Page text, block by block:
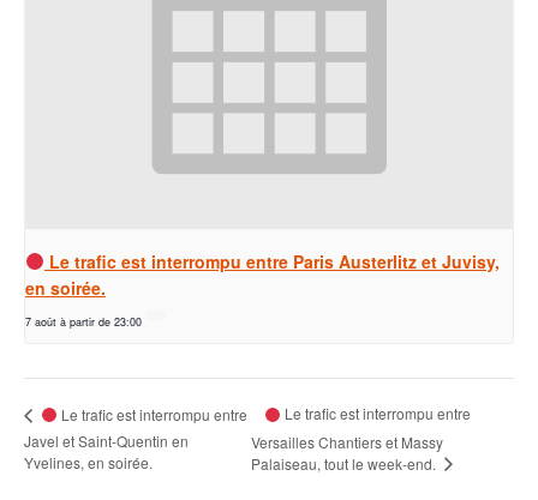
Le trafic est interrompu entre Paris Austerlitz et Juvisy,
en soirée.
7 août à partir de 23:00
Le trafic est interrompu entre
Javel et Saint-Quentin en
Yvelines, en soirée.
Le trafic est interrompu entre
Versailles Chantiers et Massy
Palaiseau, tout le week-end.